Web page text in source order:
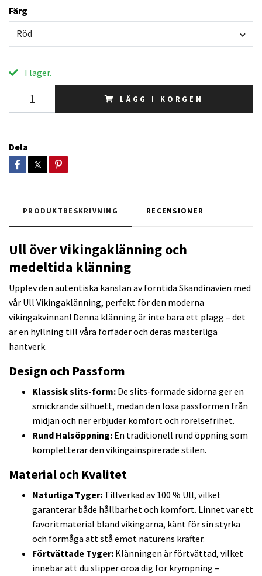
Färg
Röd
I lager.
LÄGG I KORGEN
Dela
PRODUKTBESKRIVNING RECENSIONER
Ull över Vikingaklänning och
medeltida klänning
Upplev den autentiska känslan av forntida Skandinavien med
vår Ull Vikingaklänning, perfekt för den moderna
vikingakvinnan! Denna klänning är inte bara ett plagg – det
är en hyllning till våra förfäder och deras mästerliga
hantverk.
Design och Passform
Klassisk slits-form: De slits-formade sidorna ger en
smickrande silhuett, medan den lösa passformen från
midjan och ner erbjuder komfort och rörelsefrihet.
Rund Halsöppning: En traditionell rund öppning som
kompletterar den vikingainspirerade stilen.
Material och Kvalitet
Naturliga Tyger: Tillverkad av 100 % Ull, vilket
garanterar både hållbarhet och komfort. Linnet var ett
favoritmaterial bland vikingarna, känt för sin styrka
och förmåga att stå emot naturens krafter.
Förtvättade Tyger: Klänningen är förtvättad, vilket
innebär att du slipper oroa dig för krympning –